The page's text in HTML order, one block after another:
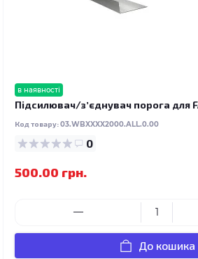
в наявності
Підсилювач/зʼєднувач порога для
Код товару:03.WBXXXX2000.ALL.0.00
0
500.00 грн.
До кошика